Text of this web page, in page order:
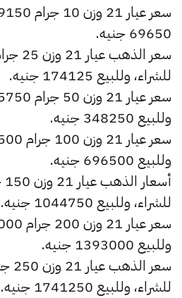
69650 جنيه.
للشراء، وللبيع 174125 جنيه.
وللبيع 348250 جنيه.
وللبيع 696500 جنيه.
للشراء، وللبيع 1044750 جنيه.
وللبيع 1393000 جنيه.
للشراء، وللبيع 1741250 جنيه.